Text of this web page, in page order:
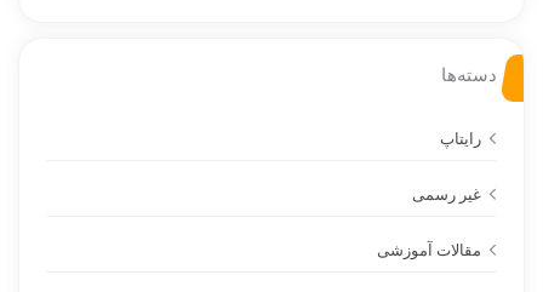
دسته‌ها
رایتاپ
غیر رسمی
مقالات آموزشی